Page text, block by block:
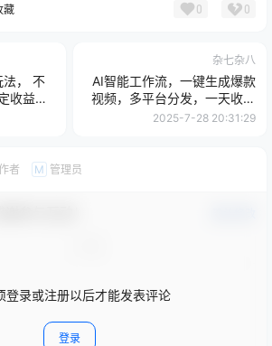
藏 0 0
， 不
收益
杂七杂八
AI智能工作流，一键生成爆款
视频，多平台分发，一天收益
1k+【揭秘】
2025-7-28 20:31:29
者 M 管理员
登录或注册以后才能发表评论
登录